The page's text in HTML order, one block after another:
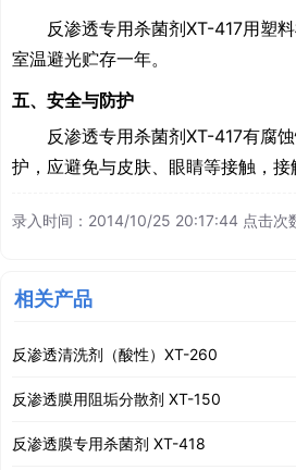
反渗透专用杀菌剂XT-417用塑料
室温避光贮存一年。
五、安全与防护
反渗透专用杀菌剂XT-417有腐蚀
护，应避免与皮肤、眼睛等接触，接
录入时间：2014/10/25 20:17:44 点击次
相关产品
反渗透清洗剂（酸性）XT-260
反渗透膜用阻垢分散剂 XT-150
反渗透膜专用杀菌剂 XT-418